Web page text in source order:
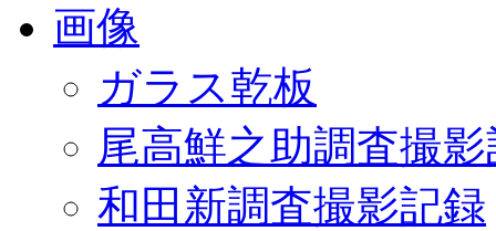
画像
ガラス乾板
尾高鮮之助調査撮
和田新調査撮影記録